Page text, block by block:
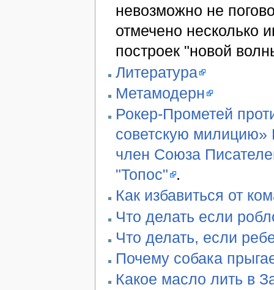
невозможно не
отмечено несколько
построек "новой
Литература
Метамодерн
Рокер-Прометей
советскую
член Союза
"Топос" .
Как избавиться от
Что делать если
Что делать, если
Почему собака
Какое масло лить в